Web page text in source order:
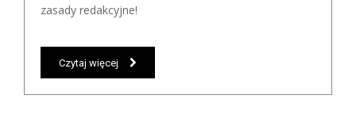
zasady redakcyjne!
Czytaj więcej